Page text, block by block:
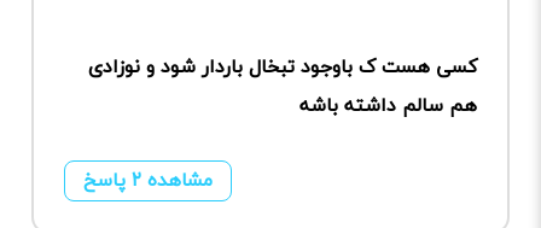
کسی هست ک باوجود تبخال باردار شود و نوزادی
هم سالم داشته باشه
مشاهده ۲ پاسخ